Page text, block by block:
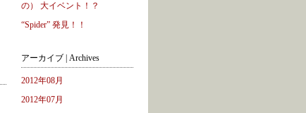
の） 大イベント！？
“Spider” 発見！！
アーカイブ | Archives
2012年08月
2012年07月